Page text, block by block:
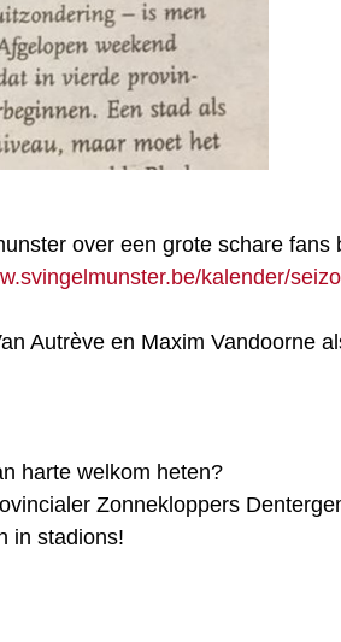
over een grote schare fans
kalender/
Autrève en Maxim Vandoorne
harte welkom heten?
Zonnekloppers
in stadions!